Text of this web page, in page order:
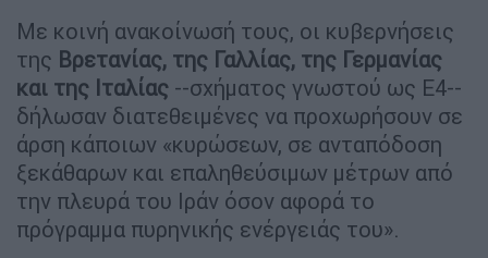
Με κοινή ανακοίνωσή τους, οι κυβερνήσεις
της Βρετανίας, της Γαλλίας, της Γερμανίας
και της Ιταλίας --σχήματος γνωστού ως E4--
δήλωσαν διατεθειμένες να προχωρήσουν σε
άρση κάποιων «κυρώσεων, σε ανταπόδοση
ξεκάθαρων και επαληθεύσιμων μέτρων από
την πλευρά του Ιράν όσον αφορά το
πρόγραμμα πυρηνικής ενέργειάς του».